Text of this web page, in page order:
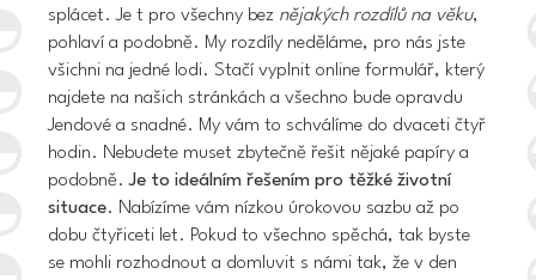
splácet. Je t pro všechny bez nějakých rozdílů na věku,
pohlaví a podobně. My rozdíly neděláme, pro nás jste
všichni na jedné lodi. Stačí vyplnit online formulář, který
najdete na našich stránkách a všechno bude opravdu
Jendové a snadné. My vám to schválíme do dvaceti čtyř
hodin. Nebudete muset zbytečně řešit nějaké papíry a
podobně.Je to ideálním řešením pro těžké životní
situace. Nabízíme vám nízkou úrokovou sazbu až po
dobu čtyřiceti let. Pokud to všechno spěchá, tak byste
se mohli rozhodnout a domluvit s námi tak, že v den